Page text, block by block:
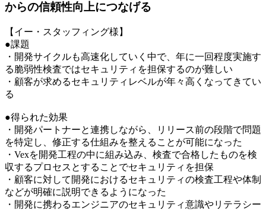
からの信頼性向上につなげる
【イー・スタッフィング様】
●課題
・開発サイクルも高速化していく中で、年に一回程度実施す
る脆弱性検査ではセキュリティを担保するのが難しい
・顧客が求めるセキュリティレベルが年々高くなってきてい
る
●得られた効果
・開発パートナーと連携しながら、リリース前の段階で問題
を特定し、修正する仕組みを整えることが可能になった
・Vexを開発工程の中に組み込み、検査で合格したものを検
収するプロセスとすることでセキュリティを担保
・顧客に対して開発におけるセキュリティの検査工程や体制
などが明確に説明できるようになった
・開発に携わるエンジニアのセキュリティ意識やリテラシー